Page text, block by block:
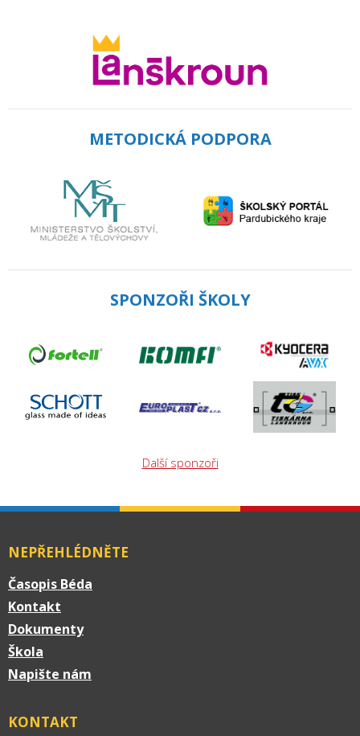
METODICKÁ PODPORA
SPONZOŘI ŠKOLY
Další sponzoři
NEPŘEHLÉDNĚTE
Časopis Béda
Kontakt
Dokumenty
Škola
Napište nám
KONTAKT